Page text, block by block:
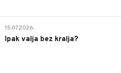
15.07.2026.
Ipak valja bez kralja?